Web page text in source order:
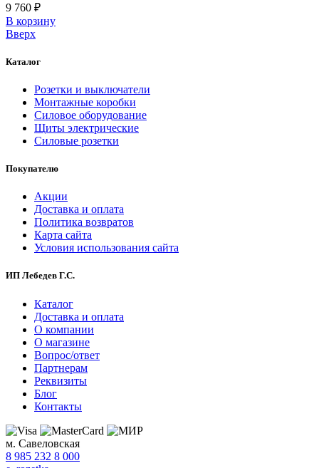
9 760 ₽
В корзинy
Вверх
Каталог
Розетки и выключатели
Монтажные коробки
Силовое оборудование
Щиты электрические
Силовые розетки
Покупателю
Акции
Доставка и оплата
Политика возвратов
Карта сайта
Условия использования сайта
ИП Лебедев Г.С.
Каталог
Доставка и оплата
О компании
О магазине
Вопрос/ответ
Партнерам
Реквизиты
Блог
Контакты
м. Савеловская
8 985 232 8 000